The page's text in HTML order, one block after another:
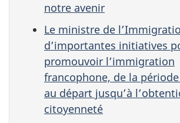
notre avenir
Le ministre de
d’importantes initiatives
promouvoir l’immigration
francophone, de la
au départ jusqu’à
citoyenneté